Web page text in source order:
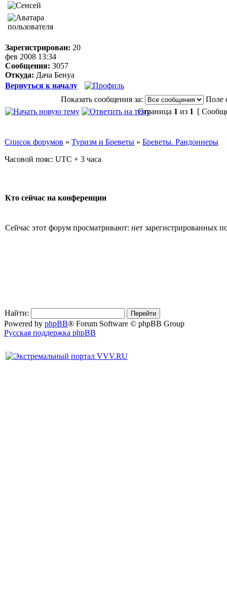
Зарегистрирован: 20
фев 2008 13:34
Сообщения: 3057
Откуда: Дача Бенуа
Вернуться к началу
Показать сообщения за:
Поле
Страница 1 из 1 [
Список форумов » Туризм и Бреветы » Бреветы. Рандоннеры
Часовой пояс: UTC + 3 часа
Кто сейчас на конференции
Сейчас этот форум просматривают: нет зарегистрированных
Найти:
Powered by phpBB® Forum Software © phpBB Group
Русская поддержка phpBB